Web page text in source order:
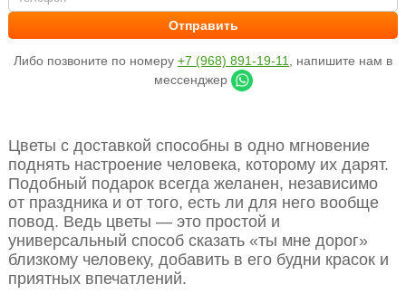
Либо позвоните по номеру +7 (968) 891-19-11
, напишите нам в
мессенджер
Цветы с доставкой способны в одно мгновение
поднять настроение человека, которому их дарят.
Подобный подарок всегда желанен, независимо
от праздника и от того, есть ли для него вообще
повод. Ведь цветы — это простой и
универсальный способ сказать «ты мне дорог»
близкому человеку, добавить в его будни красок и
приятных впечатлений.